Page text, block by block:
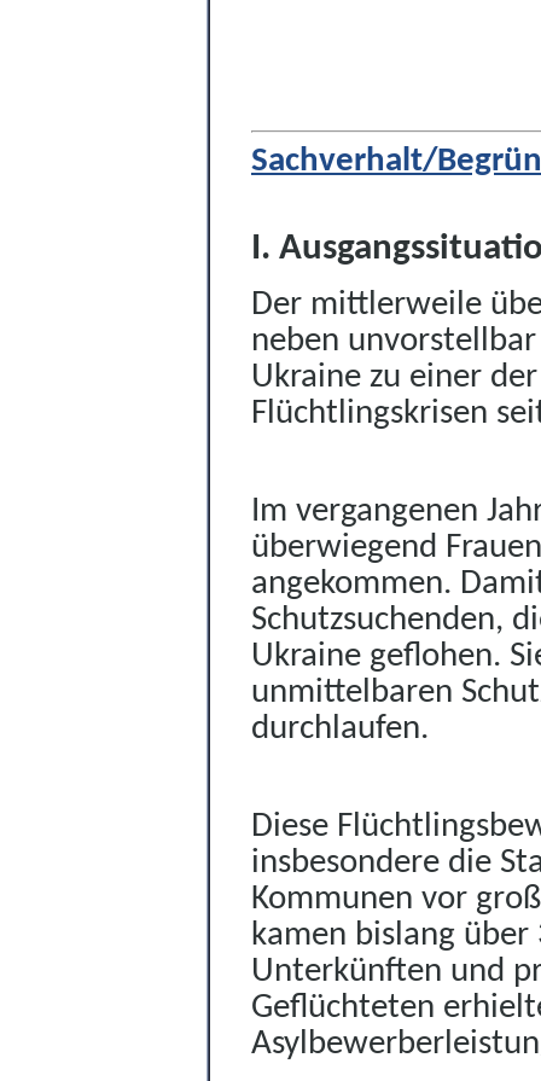
Sachverhalt/
I.
Der mittlerweile
neben
Ukraine zu einer
Flüchtlingskrisen
Im vergangenen
überwiegend
angekommen.
Schutzsuchenden,
Ukraine geflohen.
unmittelbaren
durchlaufen.
Diese
insbesondere die
Kommunen vor
kamen bislang
Unterkünften und
Geflüchteten